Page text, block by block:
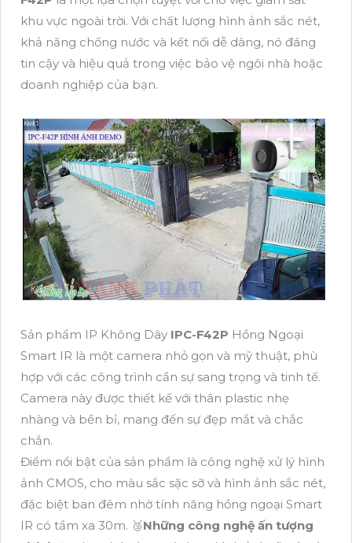
khu vực ngoài trời. Với chất lượng hình ảnh sắc nét,
khả năng chống nước và kết nối dễ dàng, nó đáng
tin cậy và hiệu quả trong việc bảo vệ ngôi nhà hoặc
doanh nghiệp của bạn.
Sản phẩm IP Không Dây IPC-F42P Hồng Ngoại
Smart IR là một camera nhỏ gọn và mỹ thuật, phù
hợp với các công trình cần sự sang trọng và tinh tế.
Camera này được thiết kế với thân plastic nhẹ
nhàng và bền bỉ, mang đến sự đẹp mắt và chắc
chắn.
Điểm nổi bật của sản phẩm là công nghệ xử lý hình
ảnh CMOS, cho màu sắc sặc sỡ và hình ảnh sắc nét,
đặc biệt ban đêm nhờ tính năng hồng ngoại Smart
IR có tầm xa 30m. 🥉Những công nghệ ấn tượng